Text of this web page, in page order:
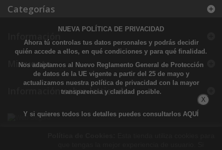
Categorías
Información
Mi cuenta
Información sobre la tienda
NUEVA POLÍTICA DE PRIVACIDAD
Ahora tú controlas tus datos personales y podrás decidir
quién accede a ellos, en qué condiciones y para qué finalidad.
Nos adaptamos al Nuevo Reglamento General de Protección
de datos de la UE vigente a partir del 25 de mayo y
actualizamos nuestra política de privacidad con la mayor
transparencia y claridad posible.
Y si quieres todos los detalles puedes consultarlos AQUÍ
X